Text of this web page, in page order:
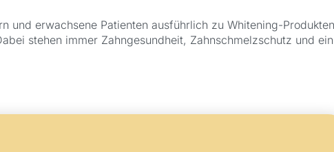
und erwachsene Patienten ausführlich zu Whitening-
stehen immer Zahngesundheit, Zahnschmelzschutz und ein